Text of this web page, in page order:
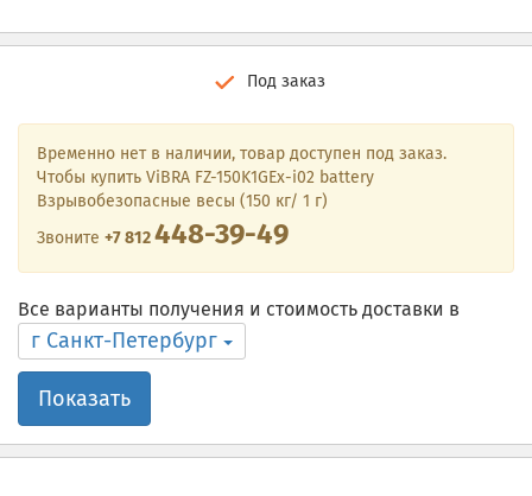
Под заказ
Временно нет в наличии, товар доступен под заказ.
Чтобы купить ViBRA FZ-150K1GEx-i02 battery
Взрывобезопасные весы (150 кг/ 1 г)
Звоните +7 812448-39-49
Все варианты получения и стоимость доставки в
г Санкт-Петербург
Показать